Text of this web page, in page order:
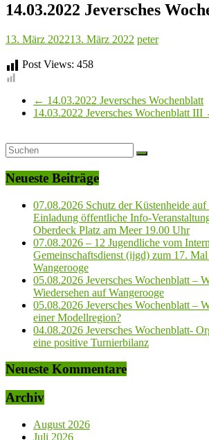
14.03.2022 Jeversches
13. März 202213. März 2022 peter
Post Views: 458
← 14.03.2022 Jeversches Wochenblatt
14.03.2022 Jeversches Wochenblatt III
Neueste Beiträge
07.08.2026 Schutz der Küstenheide auf
Einladung öffentliche Info-
Oberdeck Platz am Meer 19.00 Uhr
07.08.2026 – 12 Jugendliche vom
Gemeinschaftsdienst (ijgd) zum 17.
Wangerooge
05.08.2026 Jeversches Wochenblatt –
Wiedersehen auf Wangerooge
05.08.2026 Jeversches Wochenblatt –
einer Modellregion?
04.08.2026 Jeversches Wochenblatt-
eine positive Turnierbilanz
Neueste Kommentare
Archiv
August 2026
Juli 2026